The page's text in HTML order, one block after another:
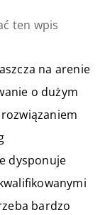
ten wpis
na arenie
o dużym
dysponuje
bardzo